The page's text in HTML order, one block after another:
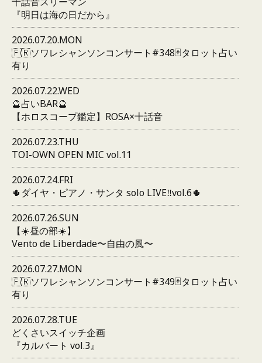
『明日は海の日だから』
2026.07.20.MON
🇫🇷ソワレシャンソンコンサート#348🃏タロット占い
有り
2026.07.22.WED
🔮占いBAR🔮
【ホロスコープ鑑定】ROSA×十話音
2026.07.23.THU
TOI-OWN OPEN MIC vol.11
2026.07.24.FRI
🌵ダイヤ・ピアノ・サンタ solo LIVE‼️vol.6🌵
2026.07.26.SUN
【☀️昼の部☀️】
Vento de Liberdade〜自由の風〜
2026.07.27.MON
🇫🇷ソワレシャンソンコンサート#349🃏タロット占い
有り
2026.07.28.TUE
どくさいスイッチ企画
『カルバート vol.3』